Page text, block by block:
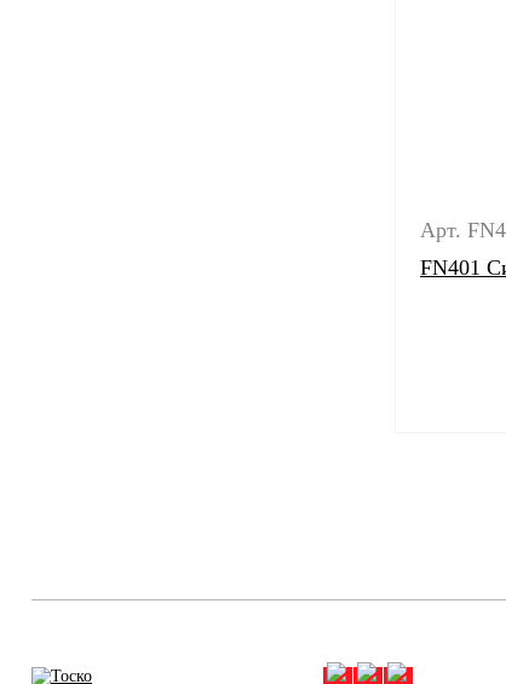
Арт.
FN401